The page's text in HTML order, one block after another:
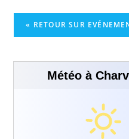
« RETOUR SUR
Météo à